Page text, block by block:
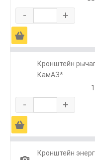
- +
Ä
Кронштейн
КамАЗ*
- +
Ä
Кронштейн